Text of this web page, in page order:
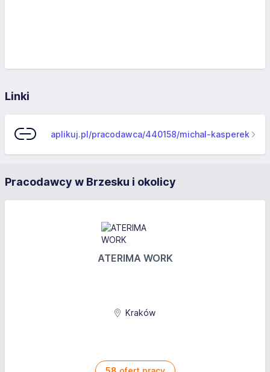
Linki
aplikuj.pl/pracodawca/440158/michal-kasperek
Pracodawcy w Brzesku i okolicy
ATERIMA WORK
Kraków